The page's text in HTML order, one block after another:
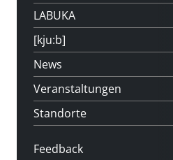
LABUKA
[kju:b]
News
Veranstaltungen
Standorte
Feedback